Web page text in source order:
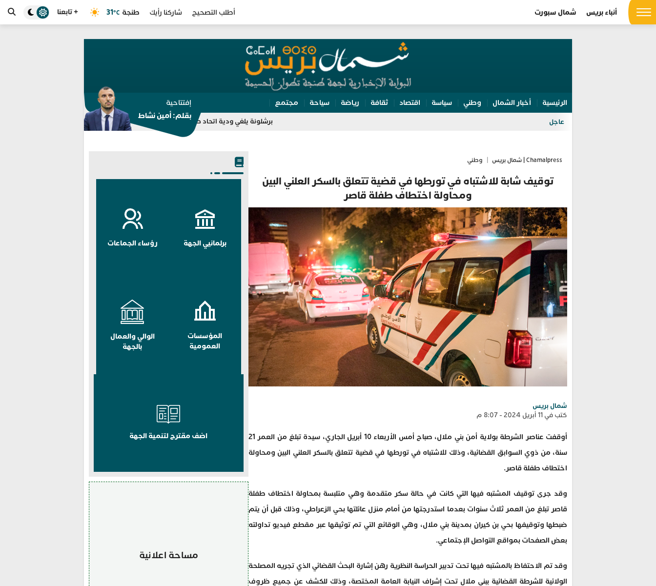
أنباء بريس شمال سبورت أطلب التصحيح شاركنا رأيك طنجة 31 °C + تابعنا
الرئيسية أخبار الشمال وطني سياسة اقتصاد ثقافة رياضة سياحة مجتمع
عاجل برشلونة يلغي ودية اتحاد طنجة.. تضارب بشأن الأسباب وفليك يبحث عن بديل
إفتتاحية
بقلم: أمين نشاط
Chamalpress | شمال بريس وطني
توقيف شابة للاشتباه في تورطها في قضية تتعلق بالسكر العلني البين
ومحاولة اختطاف طفلة قاصر
شمال بريس
كتب في 11 أبريل 2024 - 8:07 م
أوقفت عناصر الشرطة بولاية أمن بني ملال، صباح أمس الأربعاء 10 أبريل الجاري، سيدة تبلغ من العمر 21
سنة، من ذوي السوابق القضائية، وذلك للاشتباه في تورطها في قضية تتعلق بالسكر العلني البين ومحاولة
اختطاف طفلة قاصر.
وقد جرى توقيف المشتبه فيها التي كانت في حالة سكر متقدمة وهي متلبسة بمحاولة اختطاف طفلة
قاصر تبلغ من العمر ثلاث سنوات بعدما استدرجتها من أمام منزل عائلتها بحي الزعراطي، وذلك قبل أن يتم
ضبطها وتوقيفها بحي بن كيران بمدينة بني ملال، وهي الوقائع التي تم توثيقها عبر مقطع فيديو تداولته
بعض الصفحات بمواقع التواصل الإجتماعي.
وقد تم الاحتفاظ بالمشتبه فيها تحت تدبير الحراسة النظرية رهن إشارة البحث القضائي الذي تجريه المصلحة
الولائية للشرطة القضائية ببني ملال تحت إشراف النيابة العامة المختصة، وذلك للكشف عن جميع ظروف
برلمانيي الجهة رؤساء الجماعات
المؤسسات
العمومية
الوالي والعمال
بالجهة
اضف مقترح لتنمية الجهة
مساحة اعلانية